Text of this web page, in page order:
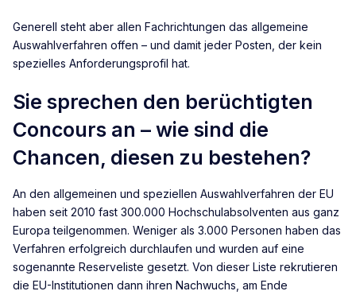
Generell steht aber allen Fachrichtungen das allgemeine
Auswahlverfahren offen – und damit jeder Posten, der kein
spezielles Anforderungsprofil hat.
Sie sprechen den berüchtigten
Concours an – wie sind die
Chancen, diesen zu bestehen?
An den allgemeinen und speziellen Auswahlverfahren der EU
haben seit 2010 fast 300.000 Hochschulabsolventen aus ganz
Europa teilgenommen. Weniger als 3.000 Personen haben das
Verfahren erfolgreich durchlaufen und wurden auf eine
sogenannte Reserveliste gesetzt. Von dieser Liste rekrutieren
die EU-Institutionen dann ihren Nachwuchs, am Ende